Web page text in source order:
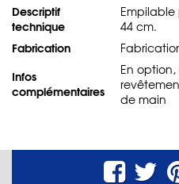
Descriptif
technique
Empilable
44 cm.
Fabrication
Infos
complémentaires
En option,
de main